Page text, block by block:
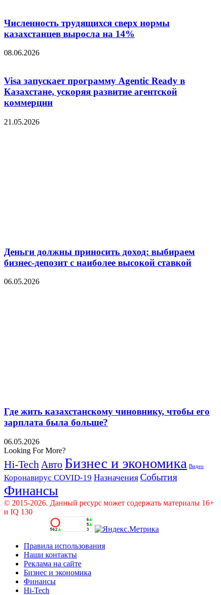
Численность трудящихся сверх нормы
казахстанцев выросла на 14%
08.06.2026
Visa запускает программу Agentic Ready в
Казахстане, ускоряя развитие агентской
коммерции
21.05.2026
Деньги должны приносить доход: выбираем
бизнес-депозит с наиболее высокой ставкой
06.05.2026
Где жить казахстанскому чиновнику, чтобы его
зарплата была больше?
06.05.2026
Looking For More?
Hi-Tech Авто Бизнес и экономика Видео
Коронавирус COVID-19 Назначения События
Финансы
© 2015-2026. Данный ресурс может содержать материалы 16+
и IQ 130
Правила использования
Наши контакты
Реклама на сайте
Бизнес и экономика
Финансы
Hi-Tech